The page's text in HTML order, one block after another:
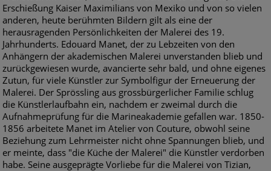
Erschießung Kaiser Maximilians von Mexiko und von so vielen
anderen, heute berühmten Bildern gilt als eine der
herausragenden Persönlichkeiten der Malerei des 19.
Jahrhunderts. Edouard Manet, der zu Lebzeiten von den
Anhängern der akademischen Malerei unverstanden blieb und
zurückgewiesen wurde, avancierte sehr bald, und ohne eigenes
Zutun, für viele Künstler zur Symbolfigur der Erneuerung der
Malerei. Der Sprössling aus grossbürgerlicher Familie schlug
die Künstlerlaufbahn ein, nachdem er zweimal durch die
Aufnahmeprüfung für die Marineakademie gefallen war. 1850-
1856 arbeitete Manet im Atelier von Couture, obwohl seine
Beziehung zum Lehrmeister nicht ohne Spannungen blieb, und
er meinte, dass "die Küche der Malerei" die Künstler verdorben
habe. Seine ausgeprägte Vorliebe für die Malerei von Tizian,